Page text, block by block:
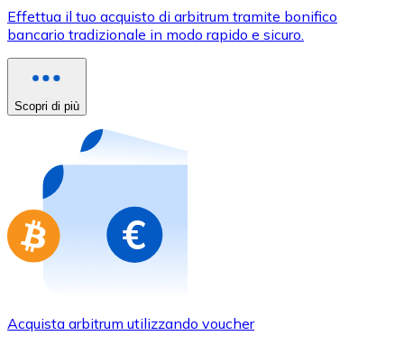
Usa le carte Visa e Mastercard per acquistare
Acquista con carta
Acquista gift card dei tuoi marchi preferiti con
Vai al negozio di carte regalo
Effettua il tuo acquisto di arbitrum tramite bonifico
bancario tradizionale in modo rapido e sicuro.
Scopri di più
Acquista arbitrum utilizzando voucher